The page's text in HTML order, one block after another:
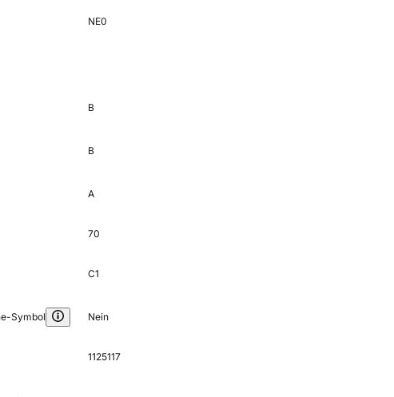
NE0
B
B
A
70
C1
Symbol Nein
1125117